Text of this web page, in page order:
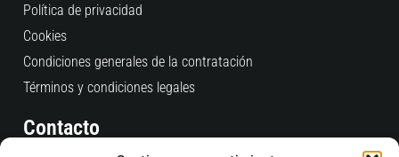
Política de privacidad
Cookies
Condiciones generales de la contratación
Términos y condiciones legales
Contacto